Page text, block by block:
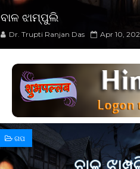
ବାଳ ଝାମ୍ପୁଲି
Dr. Trupti Ranjan Das Apr 10,
ଗପ